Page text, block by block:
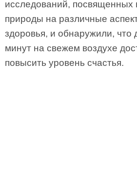
исследований, посвященных
природы на различные
здоровья, и обнаружили, что
минут на свежем воздухе
повысить уровень счастья.